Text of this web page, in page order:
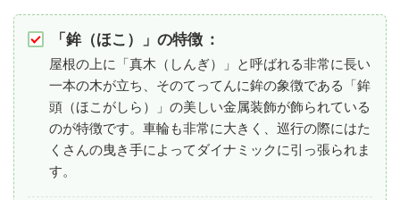
「鉾（ほこ）」の特徴 ：
屋根の上に「真木（しんぎ）」と呼ばれる非常に長い
一本の木が立ち、そのてってんに鉾の象徴である「鉾
頭（ほこがしら）」の美しい金属装飾が飾られている
のが特徴です。車輪も非常に大きく、巡行の際にはた
くさんの曳き手によってダイナミックに引っ張られま
す。